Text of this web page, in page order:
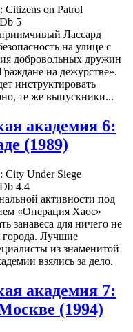
Citizens on Patrol
5
Лассард
на улице с
добровольных дружин
на дежурстве».
инструктировать
те же выпускники...
академия 6:
(1989)
City Under Siege
4.4
активности под
«Операция Хаос»
занавеса для ничего не
города. Лучшие
из знаменитой
взялись за дело.
академия 7:
(1994)